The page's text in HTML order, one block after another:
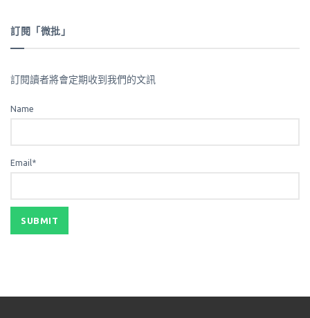
訂閱「微批」
訂閱讀者將會定期收到我們的文訊
Name
Email*